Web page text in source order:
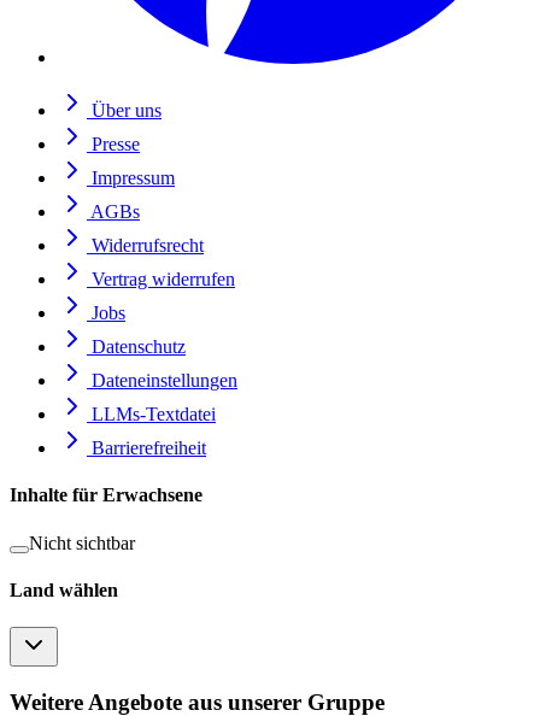
Über uns
Presse
Impressum
AGBs
Widerrufsrecht
Vertrag widerrufen
Jobs
Datenschutz
Dateneinstellungen
LLMs-Textdatei
Barrierefreiheit
Inhalte für Erwachsene
Nicht sichtbar
Land wählen
Weitere Angebote aus unserer Gruppe